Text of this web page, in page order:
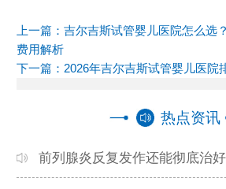
上一篇： 吉尔吉斯试管婴儿医院怎么选
费用解析
下一篇： 2026年吉尔吉斯试管婴儿医院
热点资讯
前列腺炎反复发作还能彻底治